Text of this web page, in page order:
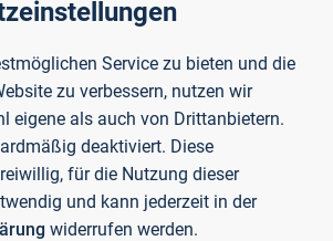
(USA)
Tokio (Japan)
on the Microstructure of Financial
Hong Kong (China)
Economic Association Meeting, 2018,
Conference of the Portuguese Finance
Lissabon (Portugal)
Service zu bieten und die
zu verbessern, nutzen wir
eigene als auch von Drittanbietern.
deaktiviert. Diese
für die Nutzung dieser
und kann jederzeit in der
widerrufen werden.